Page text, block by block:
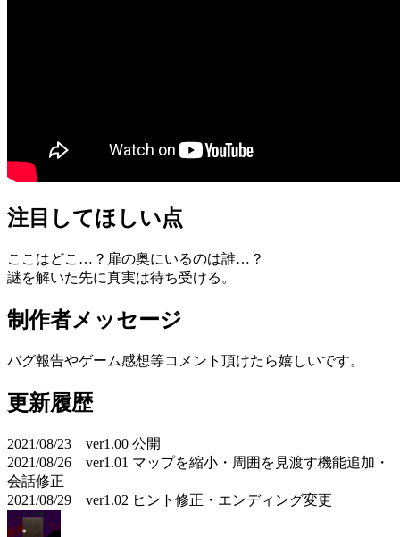
注目してほしい点
ここはどこ…？扉の奥にいるのは誰…？
謎を解いた先に真実は待ち受ける。
制作者メッセージ
バグ報告やゲーム感想等コメント頂けたら嬉しいです。
更新履歴
2021/08/23 ver1.00 公開
2021/08/26 ver1.01 マップを縮小・周囲を見渡す機能追加・
会話修正
2021/08/29 ver1.02 ヒント修正・エンディング変更